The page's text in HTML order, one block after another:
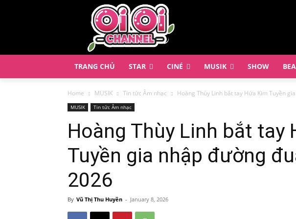
TRANG CHỦ STAR CINÉ MUSIK SHOW
Home MUSIK Tin tức Âm nhạc Hoàng Thùy Linh bắt tay Hứa Kim Tuyền
MUSIK Tin tức Âm nhạc
Hoàng Thùy Linh bắt tay
Tuyền gia nhập đường
2026
By Vũ Thị Thu Huyền - January 8, 2026